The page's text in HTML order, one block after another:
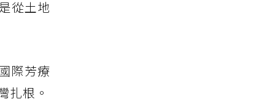
從土地
際芳療
扎根。